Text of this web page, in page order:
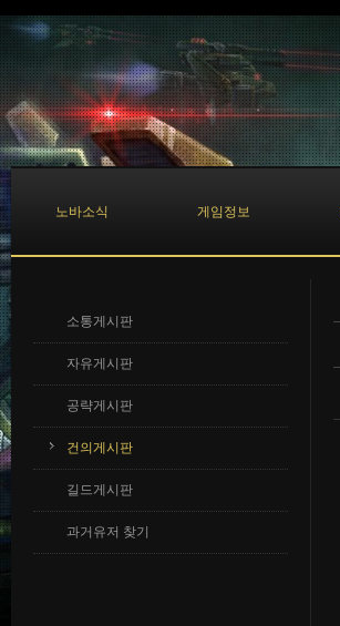
노바소식 게임정보
소통게시판
자유게시판
공략게시판
건의게시판
길드게시판
과거유저 찾기
Sketchbook5, 스케치
Sketchbook5, 스케치